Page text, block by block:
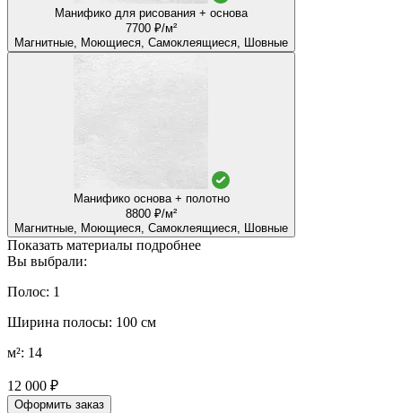
Манифико для рисования + основа
7700 ₽/м²
Магнитные, Моющиеся, Самоклеящиеся, Шовные
Манифико основа + полотно
8800 ₽/м²
Магнитные, Моющиеся, Самоклеящиеся, Шовные
Показать материалы подробнее
Вы выбрали:
Полос: 1
Ширина полосы: 100 см
м²: 14
12 000 ₽
Оформить заказ